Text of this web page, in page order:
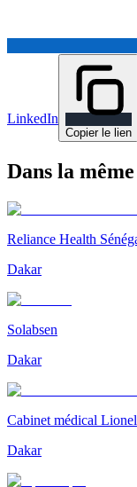
LinkedIn
Copier le lien
Dans la
Reliance Health
Dakar
Solabsen
Dakar
Cabinet médical Lionel
Dakar